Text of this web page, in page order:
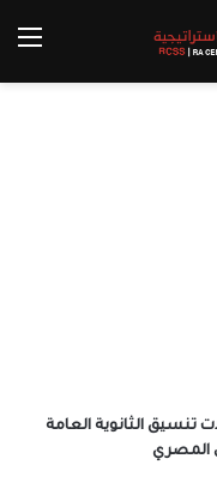
في سوريا
تنسيق الثانوية العامة